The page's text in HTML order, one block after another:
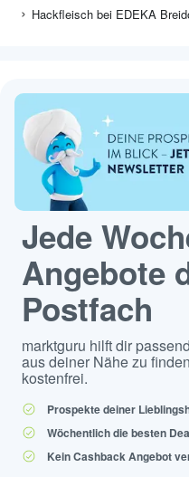
Hackfleisch bei EDEKA
Jede
Angebote
Postfach
marktguru hilft dir
aus deiner Nähe zu
kostenfrei.
Prospekte deiner
Wöchentlich die besten
Kein Cashback Angebot